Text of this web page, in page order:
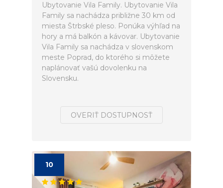
Ubytovanie Vila Family. Ubytovanie Vila
Family sa nachádza približne 30 km od
miesta Štrbské pleso. Ponúka výhľad na
hory a má balkón a kávovar. Ubytovanie
Vila Family sa nachádza v slovenskom
meste Poprad, do ktorého si môžete
naplánovať vašú dovolenku na
Slovensku.
OVERIŤ DOSTUPNOSŤ
10